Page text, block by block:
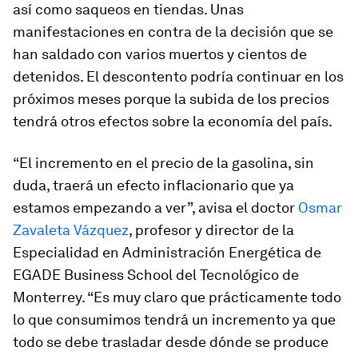
así como saqueos en tiendas. Unas
manifestaciones en contra de la decisión que se
han saldado con varios muertos y cientos de
detenidos. El descontento podría continuar en los
próximos meses porque la subida de los precios
tendrá otros efectos sobre la economía del país.
“El incremento en el precio de la gasolina, sin
duda, traerá un efecto inflacionario que ya
estamos empezando a ver”, avisa el doctor Osmar
Zavaleta Vázquez, profesor y director de la
Especialidad en Administración Energética de
EGADE Business School del Tecnológico de
Monterrey. “Es muy claro que prácticamente todo
lo que consumimos tendrá un incremento ya que
todo se debe trasladar desde dónde se produce